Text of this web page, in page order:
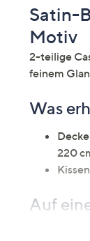
Satin-
Motiv
2-teilige
feinem
Was
220
Auf